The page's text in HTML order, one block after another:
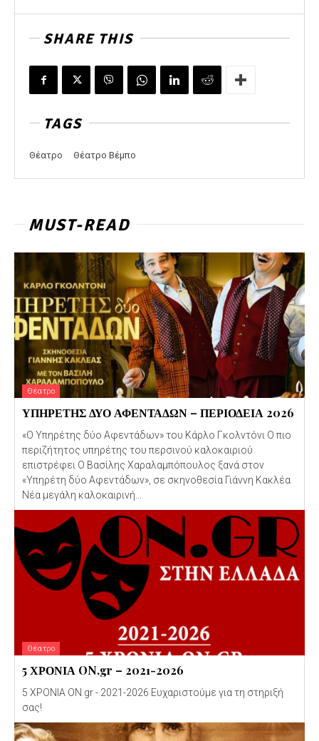
SHARE THIS
TAGS
Θέατρο Θέατρο Βέμπο
MUST-READ
Θέατρο
ΥΠΗΡΕΤΗΣ ΔΥΟ ΑΦΕΝΤΑΔΩΝ – ΠΕΡΙΟΔΕΙΑ 2026
«Ο Υπηρέτης δύο Αφεντάδων» του Κάρλο Γκολντόνι Ο πιο
περιζήτητος υπηρέτης του περσινού καλοκαιριού
επιστρέφει Ο Βασίλης Χαραλαμπόπουλος ξανά στον
«Υπηρέτη δύο Αφεντάδων», σε σκηνοθεσία Γιάννη Κακλέα
Νέα μεγάλη καλοκαιρινή...
Θέατρο
5 ΧΡΟΝΙΑ ON.gr – 2021-2026
5 ΧΡΟΝΙΑ ON.gr - 2021-2026 Ευχαριστούμε για τη στηριξή
σας!